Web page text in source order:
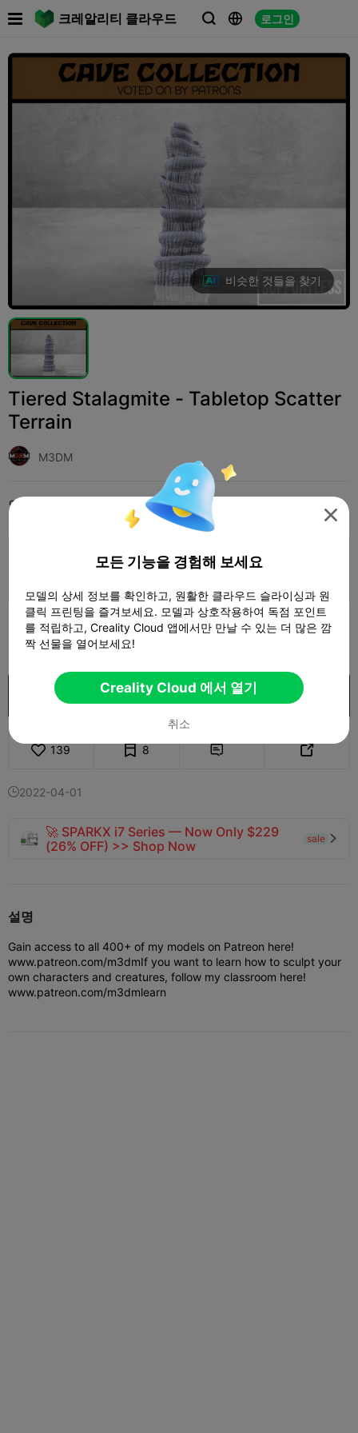
크레알리티 클라우드   로그인
 
비슷한 것들을 찾기
Tiered Stalagmite - Tabletop Scatter
Terrain
M3DM
인쇄 설정 Miniatures
 인쇄 설정 추가
100
구입
139 8  
2022-04-01
🚀 SPARKX i7 Series — Now Only $229
(26% OFF) >> Shop Now
sale 
설명
Gain access to all 400+ of my models on Patreon here!
www.patreon.com/m3dmIf you want to learn how to sculpt your
own characters and creatures, follow my classroom here!
www.patreon.com/m3dmlearn

모든 기능을 경험해 보세요
모델의 상세 정보를 확인하고, 원활한 클라우드 슬라이싱과 원
클릭 프린팅을 즐겨보세요. 모델과 상호작용하여 독점 포인트
를 적립하고, Creality Cloud 앱에서만 만날 수 있는 더 많은 깜
짝 선물을 열어보세요!
Creality Cloud 에서 열기
취소